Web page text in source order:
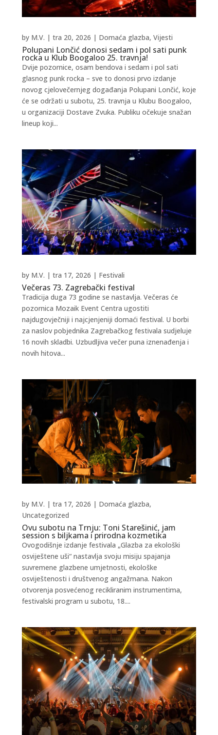
Polupani Lončić donosi sedam i pol sati punk
rocka u Klub Boogaloo 25. travnja!
by M.V. | tra 20, 2026 | Domaća glazba, Vijesti
Dvije pozornice, osam bendova i sedam i pol sati
glasnog punk rocka – sve to donosi prvo izdanje
novog cjelovečernjeg događanja Polupani Lončić, koje
će se održati u subotu, 25. travnja u Klubu Boogaloo,
u organizaciji Dostave Zvuka. Publiku očekuje snažan
lineup koji...
Večeras 73. Zagrebački festival
by M.V. | tra 17, 2026 | Festivali
Tradicija duga 73 godine se nastavlja. Večeras će
pozornica Mozaik Event Centra ugostiti
najdugovječniji i najcjenjeniji domaći festival. U borbi
za naslov pobjednika Zagrebačkog festivala sudjeluje
16 novih skladbi. Uzbudljiva večer puna iznenađenja i
novih hitova...
Ovu subotu na Trnju: Toni Starešinić, jam
session s biljkama i prirodna kozmetika
by M.V. | tra 17, 2026 | Domaća glazba,
Uncategorized
Ovogodišnje izdanje festivala „Glazba za ekološki
osviještene uši“ nastavlja svoju misiju spajanja
suvremene glazbene umjetnosti, ekološke
osviještenosti i društvenog angažmana. Nakon
otvorenja posvećenog recikliranim instrumentima,
festivalski program u subotu, 18....